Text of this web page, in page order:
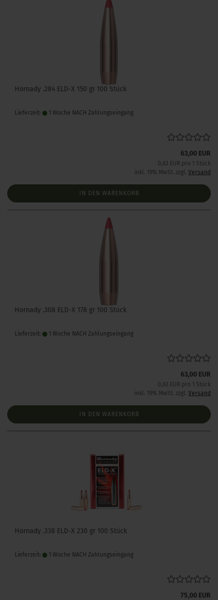
Hornady .284 ELD-X 150 gr 100 Stück
Lieferzeit: 1 Woche NACH Zahlungseingang
63,00 EUR
0,63 EUR pro 1 Stück
inkl. 19% MwSt. zzgl. Versand
IN DEN WARENKORB
Hornady .308 ELD-X 178 gr 100 Stück
Lieferzeit: 1 Woche NACH Zahlungseingang
63,00 EUR
0,63 EUR pro 1 Stück
inkl. 19% MwSt. zzgl. Versand
IN DEN WARENKORB
Hornady .338 ELD-X 230 gr 100 Stück
Lieferzeit: 1 Woche NACH Zahlungseingang
75,00 EUR